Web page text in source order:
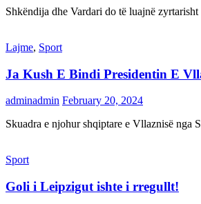
Shkëndija dhe Vardari do të luajnë
Lajme, Sport
Ja Kush E Bindi Presidentin E
adminadmin February 20, 2024
Skuadra e njohur shqiptare e Vllaznisë nga
Sport
Goli i Leipzigut ishte i rregullt!